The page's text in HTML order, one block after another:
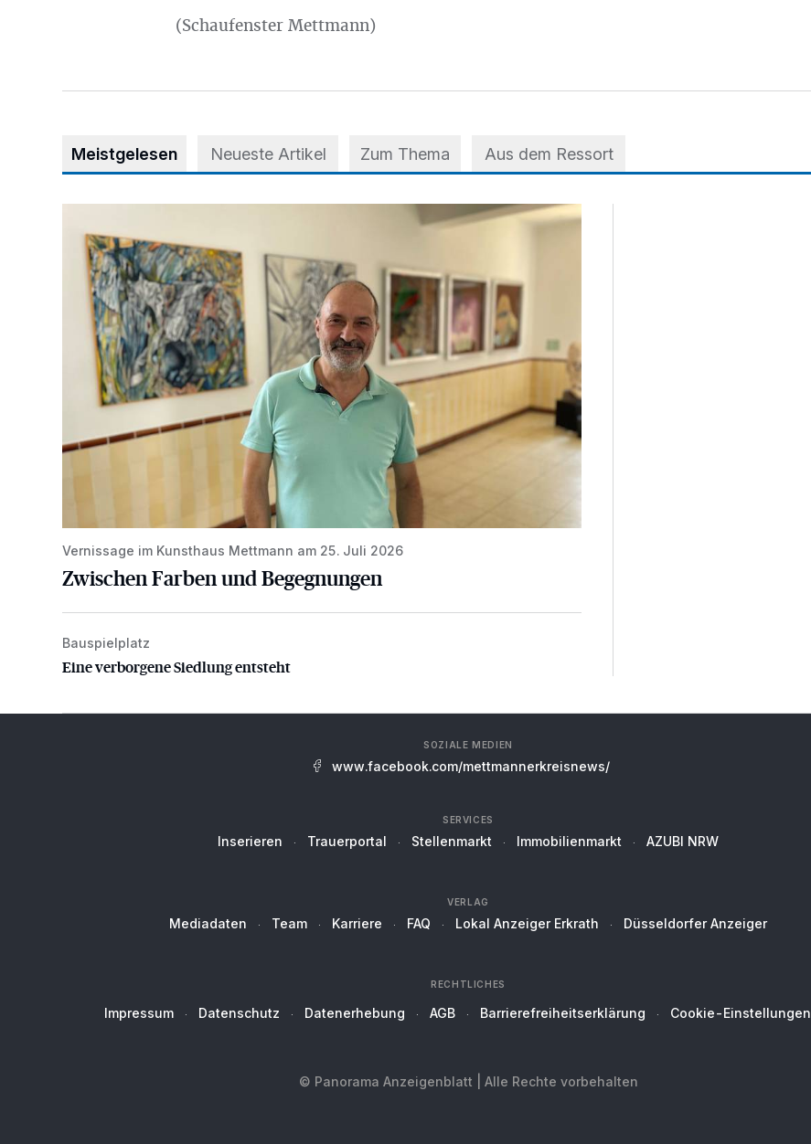
(Schaufenster Mettmann)
Meistgelesen Neueste Artikel Zum Thema Aus dem Ressort
Vernissage im Kunsthaus Mettmann am 25. Juli 2026
Zwischen Farben und Begegnungen
Eine verborgene Siedlung entsteht
Bauspielplatz
Eine verborgene Siedlung entsteht
SOZIALE MEDIEN
www.facebook.com/mettmannerkreisnews/
SERVICES
Inserieren Trauerportal Stellenmarkt Immobilienmarkt AZUBI NRW
VERLAG
Mediadaten Team Karriere FAQ Lokal Anzeiger Erkrath Düsseldorfer Anzeiger
RECHTLICHES
Impressum Datenschutz Datenerhebung AGB Barrierefreiheitserklärung Cookie-Einstellungen
© Panorama Anzeigenblatt | Alle Rechte vorbehalten